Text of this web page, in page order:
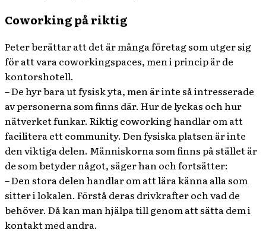
Coworking på riktig
Peter berättar att det är många företag som utger sig
för att vara coworkingspaces, men i princip är de
kontorshotell.
– De hyr bara ut fysisk yta, men är inte så intresserade
av personerna som finns där. Hur de lyckas och hur
nätverket funkar. Riktig coworking handlar om att
facilitera ett community. Den fysiska platsen är inte
den viktiga delen. Människorna som finns på stället är
de som betyder något, säger han och fortsätter:
– Den stora delen handlar om att lära känna alla som
sitter i lokalen. Förstå deras drivkrafter och vad de
behöver. Då kan man hjälpa till genom att sätta dem i
kontakt med andra.